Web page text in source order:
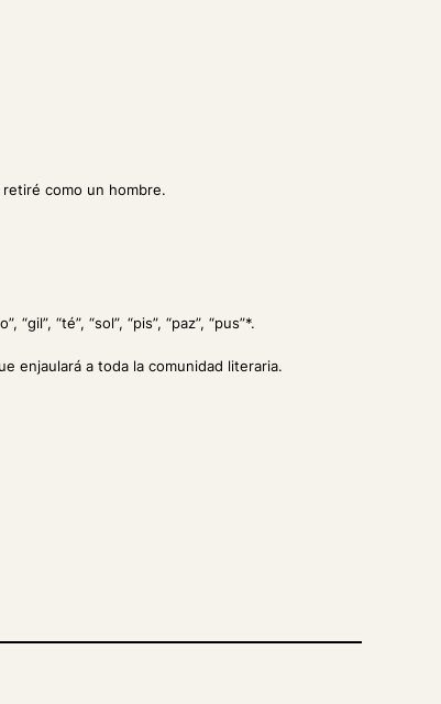
como un hombre.
“té”, “sol”, “pis”, “paz”, “pus”*.
enjaulará a toda la comunidad literaria.